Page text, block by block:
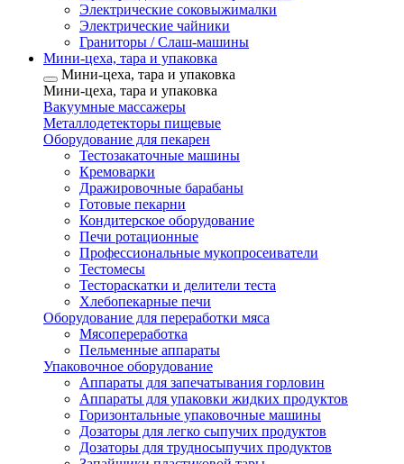
Электрические соковыжималки
Электрические чайники
Граниторы / Слаш-машины
Мини-цеха, тара и упаковка
Мини-цеха, тара и упаковка
Мини-цеха, тара и упаковка
Вакуумные массажеры
Металлодетекторы пищевые
Оборудование для пекарен
Тестозакаточные машины
Кремоварки
Дражировочные барабаны
Готовые пекарни
Кондитерское оборудование
Печи ротационные
Профессиональные мукопросеиватели
Тестомесы
Тестораскатки и делители теста
Хлебопекарные печи
Оборудование для переработки мяса
Мясопереработка
Пельменные аппараты
Упаковочное оборудование
Аппараты для запечатывания горловин
Аппараты для упаковки жидких продуктов
Горизонтальные упаковочные машины
Дозаторы для легко сыпучих продуктов
Дозаторы для трудносыпучих продуктов